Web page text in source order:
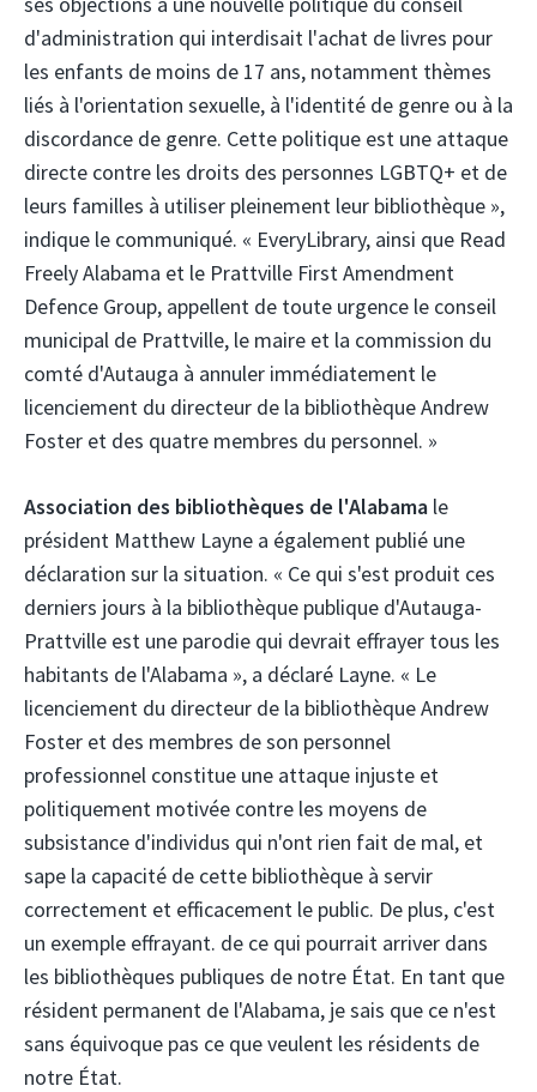
d'administration qui interdisait l'achat de livres pour
les enfants de moins de 17 ans, notamment thèmes
liés à l'orientation sexuelle, à l'identité de genre ou à la
discordance de genre. Cette politique est une attaque
directe contre les droits des personnes LGBTQ+ et de
leurs familles à utiliser pleinement leur bibliothèque »,
indique le communiqué. « EveryLibrary, ainsi que Read
Freely Alabama et le Prattville First Amendment
Defence Group, appellent de toute urgence le conseil
municipal de Prattville, le maire et la commission du
comté d'Autauga à annuler immédiatement le
licenciement du directeur de la bibliothèque Andrew
Foster et des quatre membres du personnel. »
Association des bibliothèques de l'Alabama le
président Matthew Layne a également publié une
déclaration sur la situation. « Ce qui s'est produit ces
derniers jours à la bibliothèque publique d'Autauga-
Prattville est une parodie qui devrait effrayer tous les
habitants de l'Alabama », a déclaré Layne. « Le
licenciement du directeur de la bibliothèque Andrew
Foster et des membres de son personnel
professionnel constitue une attaque injuste et
politiquement motivée contre les moyens de
subsistance d'individus qui n'ont rien fait de mal, et
sape la capacité de cette bibliothèque à servir
correctement et efficacement le public. De plus, c'est
un exemple effrayant. de ce qui pourrait arriver dans
les bibliothèques publiques de notre État. En tant que
résident permanent de l'Alabama, je sais que ce n'est
sans équivoque pas ce que veulent les résidents de
notre État.